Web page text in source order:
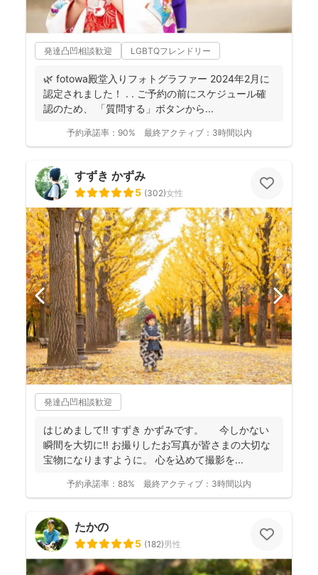
発達凸凹相談歓迎 LGBTQフレンドリー
🌿 fotowa殿堂入りフォトグラファー 2024年2月に
認定されました！ . . ご予約の前にスケジュール確
認のため、 「質問する」ボタンから...
予約承諾率： 90% 最終アクティブ： 3時間以内
すずき かずみ
5 (302)女性
発達凸凹相談歓迎
はじめまして‼︎ すずき かずみです。 今しかない
瞬間を大切に‼︎ お撮りしたお写真が皆さまの大切な
宝物になりますように。 心を込めて撮影を...
予約承諾率： 88% 最終アクティブ： 3時間以内
たかの
5 (182)男性